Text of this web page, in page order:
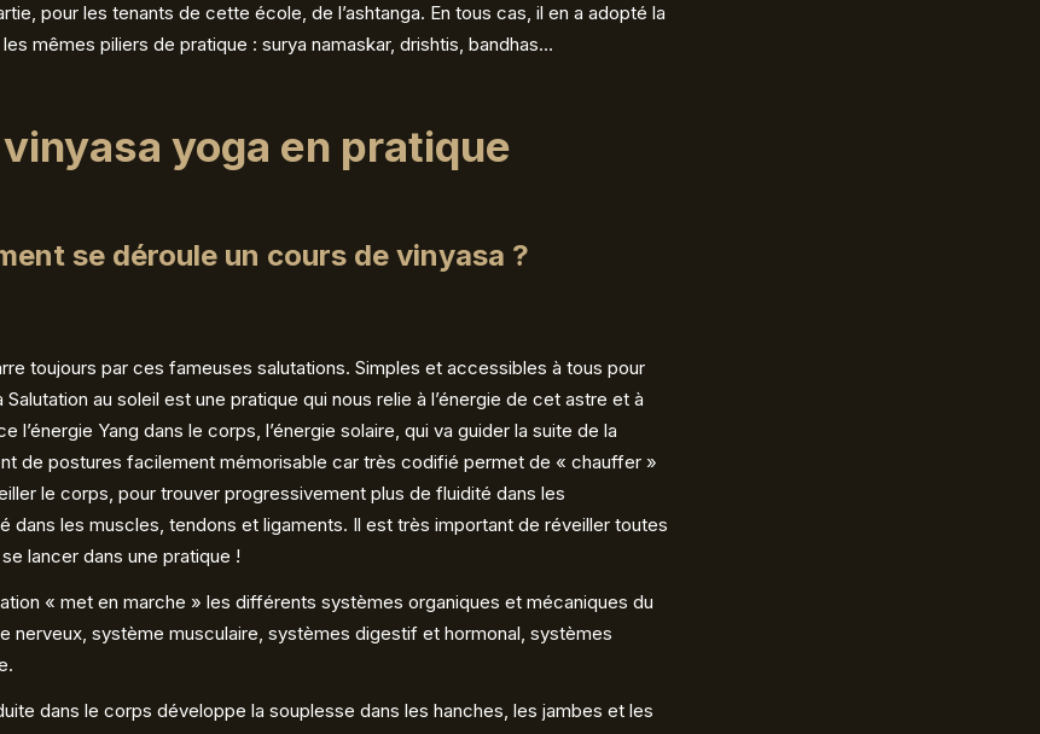
pour les tenants de cette école, de l’ashtanga. En tous cas, il en a adopté la
mêmes piliers de pratique : surya namaskar, drishtis, bandhas…
yoga en pratique
se déroule un cours de vinyasa ?
toujours par ces fameuses salutations. Simples et accessibles à tous pour
au soleil est une pratique qui nous relie à l’énergie de cet astre et à
l’énergie Yang dans le corps, l’énergie solaire, qui va guider la suite de la
de postures facilement mémorisable car très codifié permet de « chauffer »
le corps, pour trouver progressivement plus de fluidité dans les
dans les muscles, tendons et ligaments. Il est très important de réveiller toutes
lancer dans une pratique !
« met en marche » les différents systèmes organiques et mécaniques du
nerveux, système musculaire, systèmes digestif et hormonal, systèmes
dans le corps développe la souplesse dans les hanches, les jambes et les